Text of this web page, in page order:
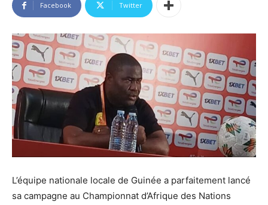
Facebook Twitter
L’équipe nationale locale de Guinée a parfaitement lancé
sa campagne au Championnat d’Afrique des Nations